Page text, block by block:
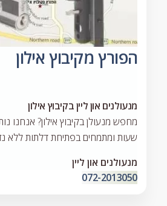
הפורץ מקיבוץ אילון
מנעולנים און ליין בקיבוץ אילון
שעות ומתמחים בפתיחת דלתות ללא
מנעולנים און ליין
072-2013050